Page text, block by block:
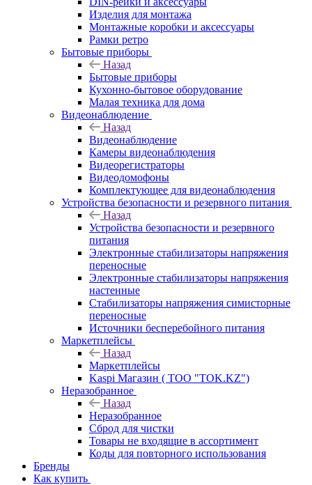
Изделия для монтажа
Монтажные коробки и аксессуары
Рамки ретро
Бытовые приборы
Назад
Бытовые приборы
Кухонно-бытовое оборудование
Малая техника для дома
Видеонаблюдение
Назад
Видеонаблюдение
Камеры видеонаблюдения
Видеорегистраторы
Видеодомофоны
Комплектующее для видеонаблюдения
Устройства безопасности и резервного питания
Назад
Устройства безопасности и резервного
питания
Электронные стабилизаторы напряжения
переносные
Электронные стабилизаторы напряжения
настенные
Стабилизаторы напряжения симисторные
переносные
Источники бесперебойного питания
Маркетплейсы
Назад
Маркетплейсы
Kaspi Магазин ( ТОО "TOK.KZ")
Неразобранное
Назад
Неразобранное
Сброд для чистки
Товары не входящие в ассортимент
Коды для повторного использования
Бренды
Как купить